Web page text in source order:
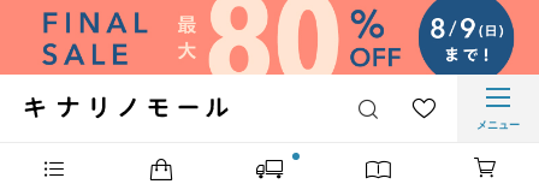
メニュー